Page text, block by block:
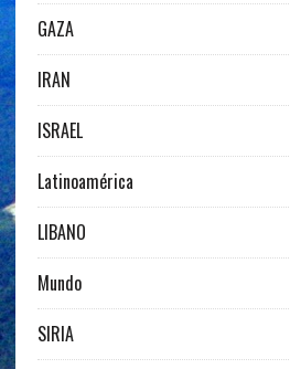
GAZA
IRAN
ISRAEL
Latinoamérica
LIBANO
Mundo
SIRIA